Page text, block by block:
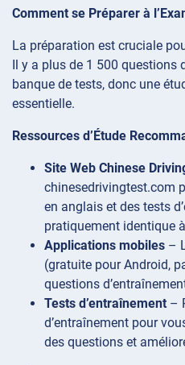
Comment se Préparer à
La préparation est cruciale
Il y a plus de 1 500 questions
banque de tests, donc une
essentielle.
Ressources d’Étude
Site Web Chinese
chinesedrivingtest.com
en anglais et des tests
pratiquement identique
Applications mobiles –
(gratuite pour Android,
questions
Tests d’entraînement –
d’entraînement pour
des questions et